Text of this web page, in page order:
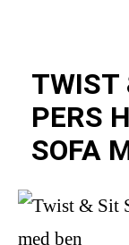
TWIST
PERS
SOFA